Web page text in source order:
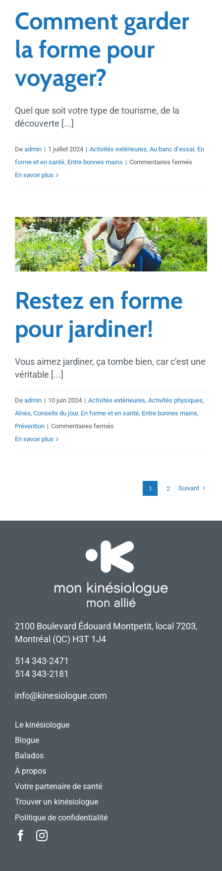
Comment garder
la forme pour
voyager?
Quel que soit votre type de tourisme, de la
découverte [...]
De admin | 1 juillet 2024 | Activités extérieures, Au banc d’essai, En
forme et en santé, Entre bonnes mains | Commentaires fermés
pour
voyager?
En savoir plus
Restez en forme
pour jardiner!
Vous aimez jardiner, ça tombe bien, car c’est une
véritable [...]
De admin | 10 juin 2024 | Activités extérieures, Activités physiques,
Aînés, Conseils du jour, En forme et en santé, Entre bonnes mains,
Prévention | Commentaires fermés
En savoir plus
1 2 Suivant
2100 Boulevard Édouard Montpetit, local 7203,
Montréal (QC) H3T 1J4
514 343-2471
514 343-2181
info@kinesiologue.com
Le kinésiologue
Blogue
Balados
À propos
Votre partenaire de santé
Trouver un kinésiologue
Politique de confidentialité